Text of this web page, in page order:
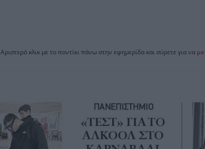
Αριστερό κλικ με το ποντίκι πάνω στην εφημερίδα και σύρετε για να